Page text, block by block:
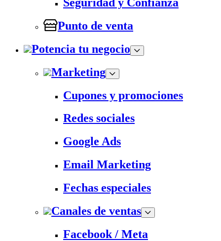
Punto de venta
Potencia tu negocio
Marketing
Cupones y promociones
Redes sociales
Google Ads
Email Marketing
Fechas especiales
Canales de ventas
Facebook / Meta